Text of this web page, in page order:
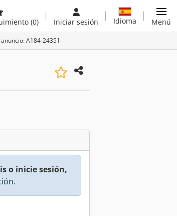
(0) Iniciar sesión Idioma Menú
A184-24351
o inicie sesión,